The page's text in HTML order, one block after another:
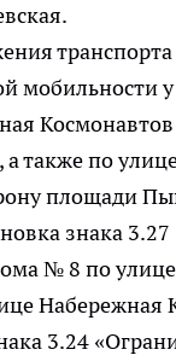
транспорта
мобильности
также по
площади
знака
№ 8 по
Набережная
3.24